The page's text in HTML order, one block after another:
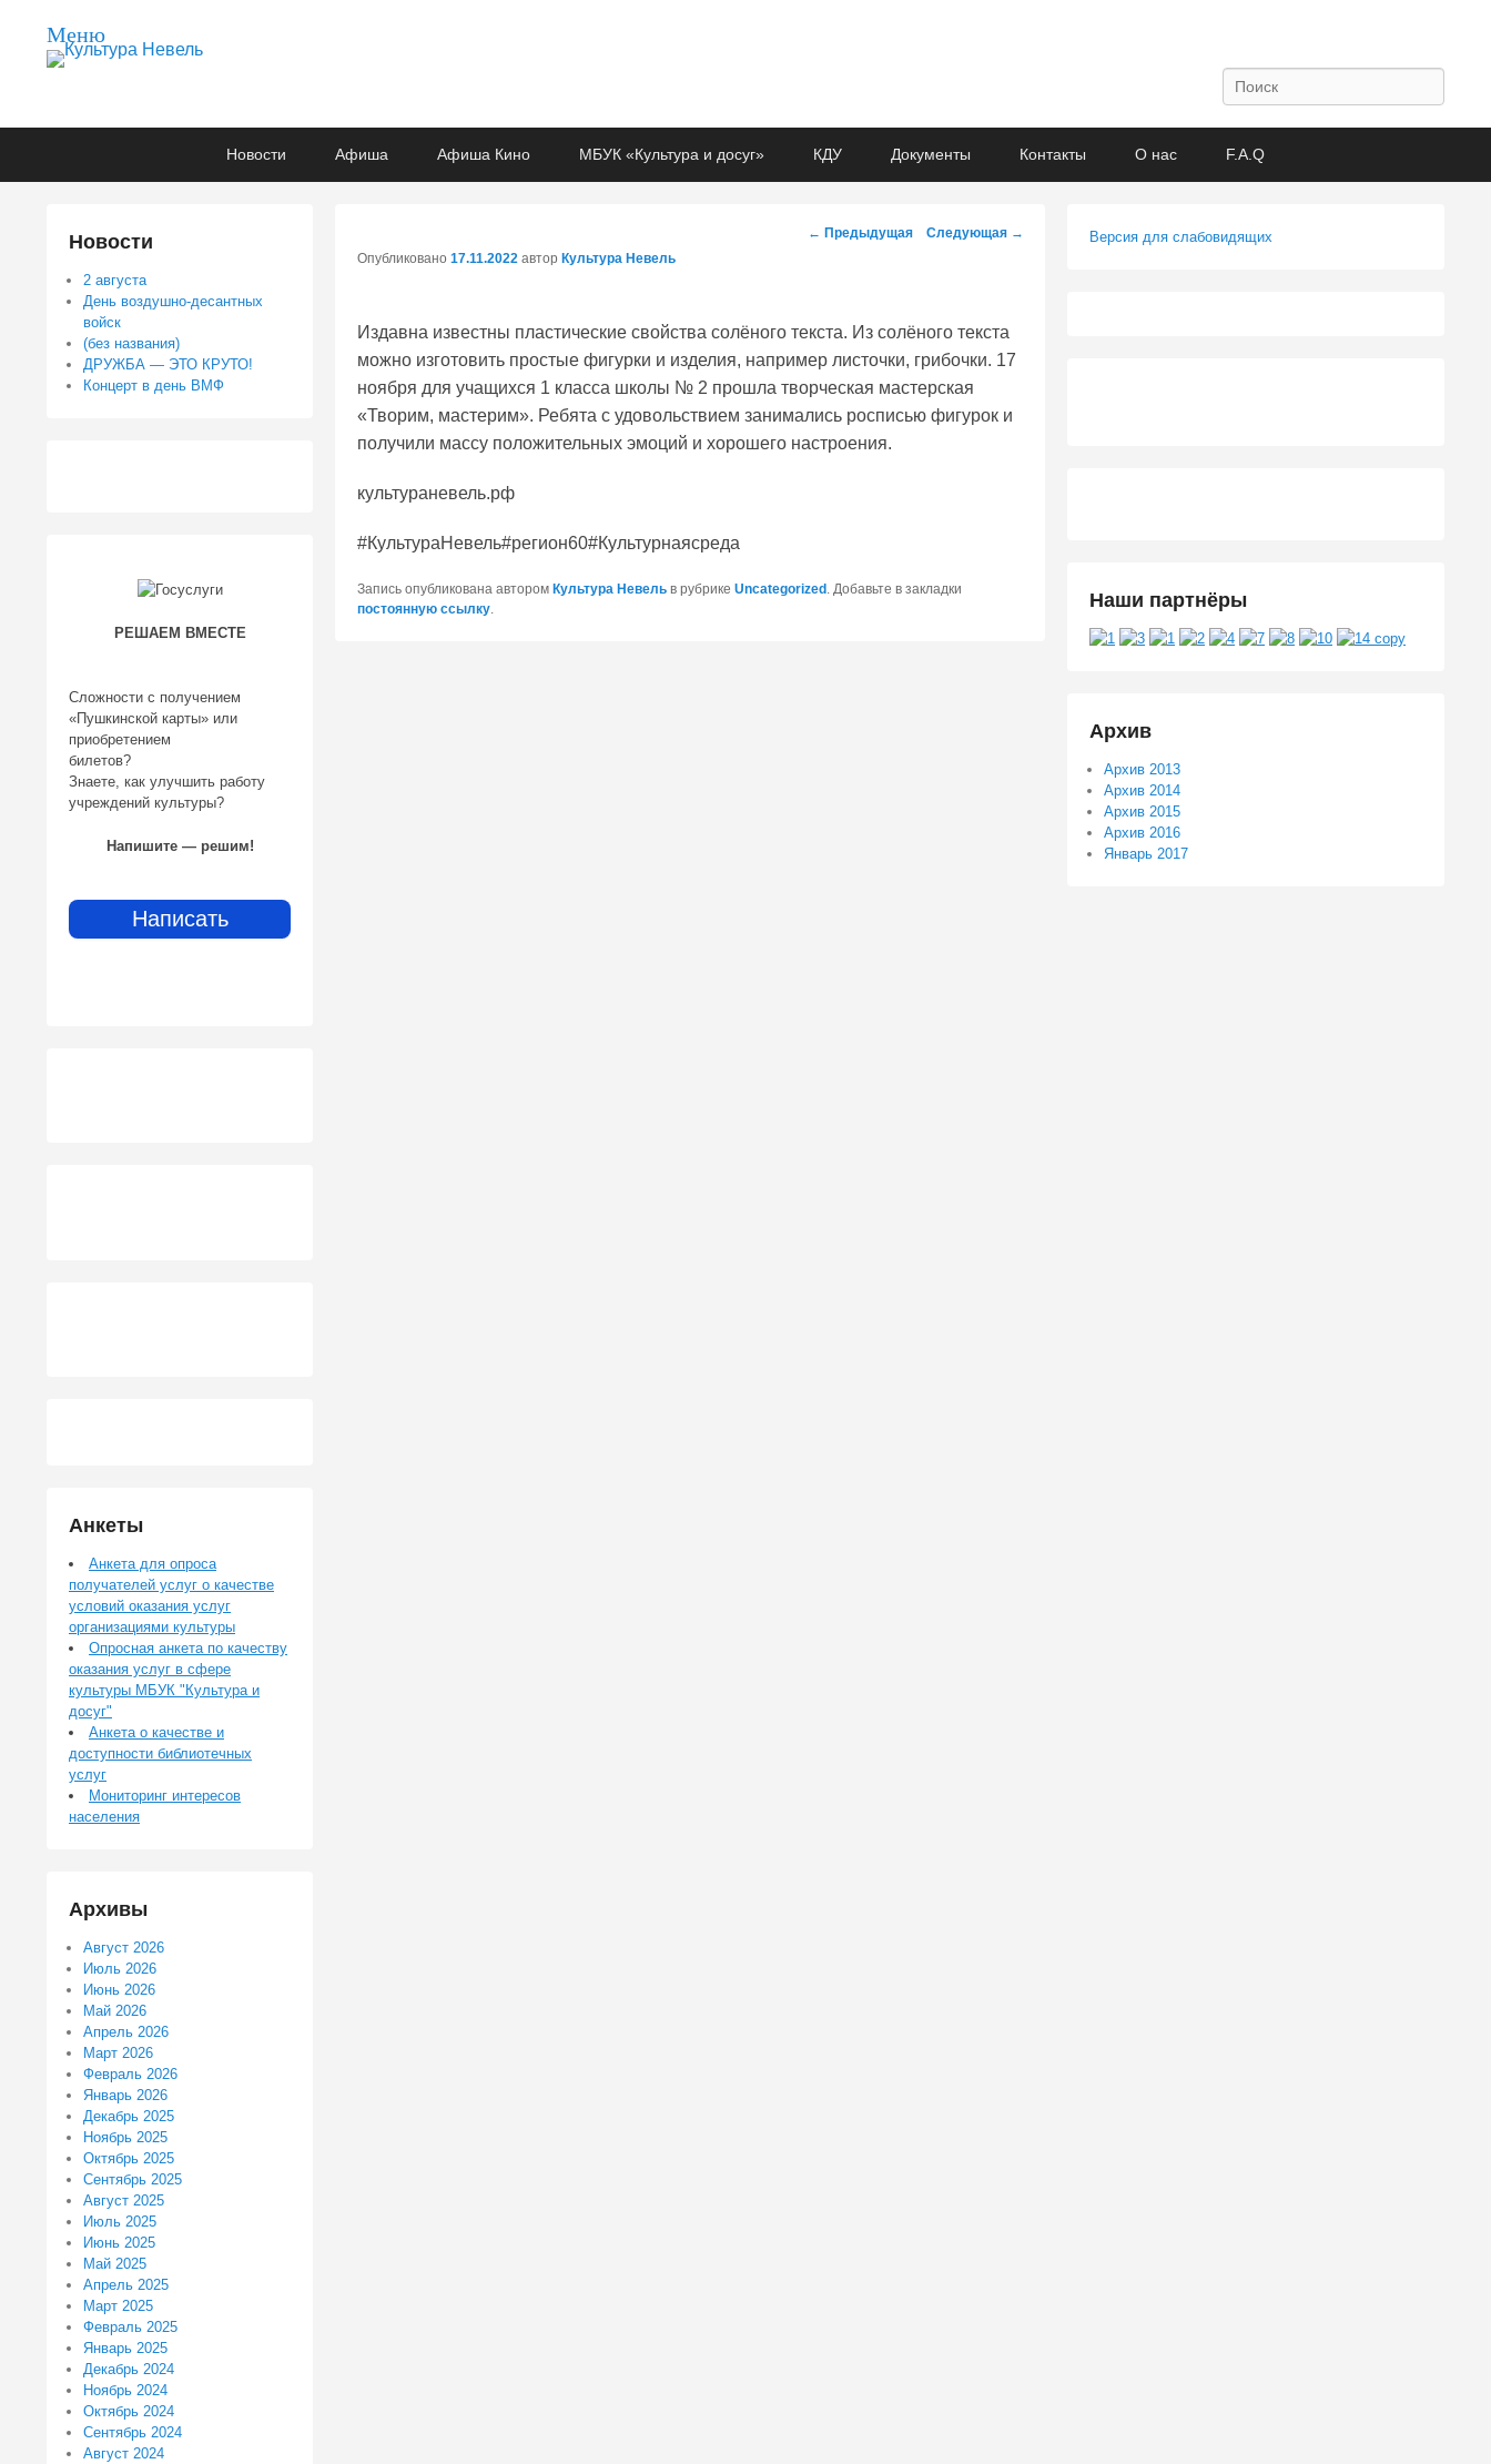
Меню
Культура Невель Поиск
Новости Афиша Афиша Кино МБУК «Культура и досуг» КДУ Документы Контакты О нас F.A.Q
Навигация
← Предыдущая Следующая →
Опубликовано 17.11.2022 автор Культура Невель
Издавна известны пластические свойства солёного текста. Из солёного текста
можно изготовить простые фигурки и изделия, например листочки, грибочки. 17
ноября для учащихся 1 класса школы № 2 прошла творческая мастерская
«Творим, мастерим». Ребята с удовольствием занимались росписью фигурок и
получили массу положительных эмоций и хорошего настроения.
культураневель.рф
#КультураНевель#регион60#Культурнаясреда
Запись опубликована автором Культура Невель в рубрике Uncategorized . Добавьте в закладки
постоянную ссылку
Версия для слабовидящих
Наши партнёры
Архив
Архив 2013
Архив 2014
Архив 2015
Архив 2016
Январь 2017
Новости
2 августа
День воздушно-десантных
войск
(без названия)
ДРУЖБА — ЭТО КРУТО!
Концерт в день ВМФ
РЕШАЕМ ВМЕСТЕ
Сложности с получением
«Пушкинской карты» или
приобретением
билетов?
Знаете, как улучшить работу
учреждений культуры?
Напишите — решим!
Написать
Анкеты
Анкета для опроса
получателей услуг о качестве
условий оказания услуг
организациями культуры
Опросная анкета по качеству
оказания услуг в сфере
культуры МБУК "Культура и
досуг"
Анкета о качестве и
доступности библиотечных
услуг
Мониторинг интересов
населения
Архивы
Август 2026
Июль 2026
Июнь 2026
Май 2026
Апрель 2026
Март 2026
Февраль 2026
Январь 2026
Декабрь 2025
Ноябрь 2025
Октябрь 2025
Сентябрь 2025
Август 2025
Июль 2025
Июнь 2025
Май 2025
Апрель 2025
Март 2025
Февраль 2025
Январь 2025
Декабрь 2024
Ноябрь 2024
Октябрь 2024
Сентябрь 2024
Август 2024